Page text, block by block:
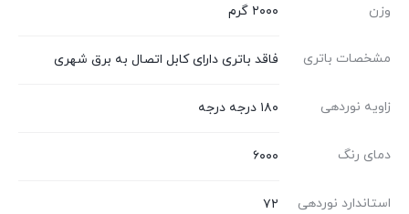
وزن ۲۰۰۰ گرم
مشخصات باتری فاقد باتری دارای کابل اتصال به برق شهری
زاویه نوردهی ۱۸۰ درجه درجه
دمای رنگ ۶۰۰۰
استاندارد نوردهی ۷۲